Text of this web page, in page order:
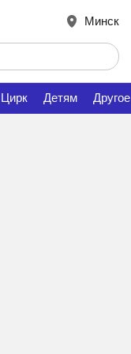
Минск
Цирк Детям Другое